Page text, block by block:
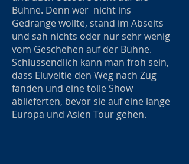
Bühne. Denn wer nicht ins
Gedränge wollte, stand im Abseits
und sah nichts oder nur sehr wenig
vom Geschehen auf der Bühne.
Schlussendlich kann man froh sein,
dass Eluveitie den Weg nach Zug
fanden und eine tolle Show
ablieferten, bevor sie auf eine lange
Europa und Asien Tour gehen.